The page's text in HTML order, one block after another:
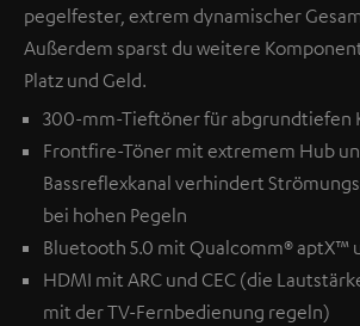
pegelfester, extrem dynamischer
Außerdem sparst du weitere
Platz und Geld.
300-mm-Tieftöner für abgrundtiefen
Frontfire-Töner mit extremem Hub
Bassreflexkanal verhindert
bei hohen Pegeln
Bluetooth 5.0 mit Qualcomm® aptX™
HDMI mit ARC und CEC (die
mit der TV-Fernbedienung regeln)